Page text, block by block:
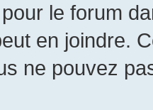
le forum
en joindre.
ne pouvez